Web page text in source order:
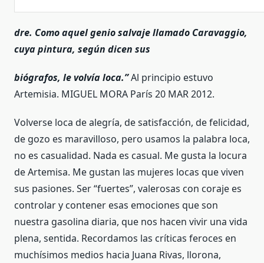
dre. Como aquel genio salvaje llamado Caravaggio,
cuya pintura, según dicen sus
biógrafos, le volvía loca.”Al principio estuvo
Artemisia. MIGUEL MORA París 20 MAR 2012.
Volverse loca de alegría, de satisfacción, de felicidad,
de gozo es maravilloso, pero usamos la palabra loca,
no es casualidad. Nada es casual. Me gusta la locura
de Artemisa. Me gustan las mujeres locas que viven
sus pasiones. Ser “fuertes”, valerosas con coraje es
controlar y contener esas emociones que son
nuestra gasolina diaria, que nos hacen vivir una vida
plena, sentida. Recordamos las críticas feroces en
muchísimos medios hacia Juana Rivas, llorona,